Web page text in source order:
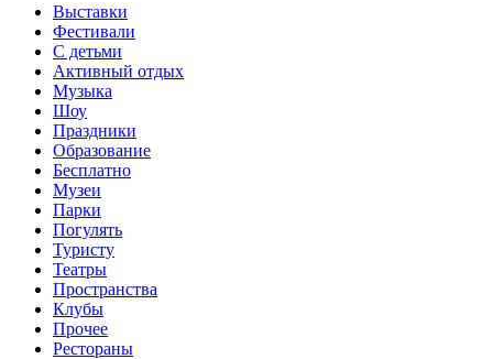
Выставки
Фестивали
С детьми
Активный отдых
Музыка
Шоу
Праздники
Образование
Бесплатно
Музеи
Парки
Погулять
Туристу
Театры
Пространства
Клубы
Прочее
Рестораны